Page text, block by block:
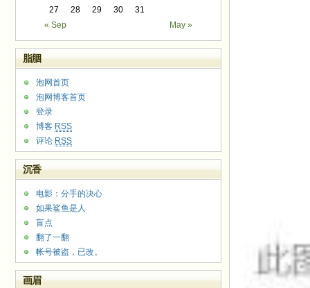
« Sep May »
27
28 29 30 31
脂胭
泡网首页
泡网博客首页
登录
博客 RSS
评论 RSS
沉香
电影：分手的决心
如果鲨鱼是人
盲点
翻了一翻
帐号被盗，已改。
画眉